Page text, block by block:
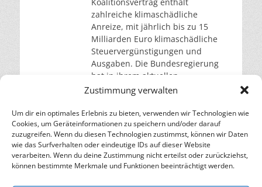
Zustimmung verwalten
Um dir ein optimales Erlebnis zu bieten, verwenden wir Technologien wie
Cookies, um Geräteinformationen zu speichern und/oder darauf
zuzugreifen. Wenn du diesen Technologien zustimmst, können wir Daten
wie das Surfverhalten oder eindeutige IDs auf dieser Website
verarbeiten. Wenn du deine Zustimmung nicht erteilst oder zurückziehst,
können bestimmte Merkmale und Funktionen beeinträchtigt werden.
zahlreiche klimaschädliche
Anreize, mit jährlich bis zu 15
Milliarden Euro klimaschädliche
Steuervergünstigungen und
Ausgaben. Die Bundesregierung
hat in ihrem aktuellen
Koalitionsvertrag mehrere
Angaben des Forums Ökologisch-
Sozialeweiterlesen…
– Energie für die Zukunft –